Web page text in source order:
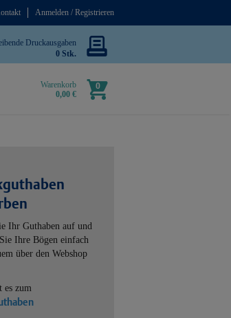
Anmelden / Registrieren
Druckausgaben
0 Stk.
Warenkorb
0,00 €
0
Ihr Guthaben auf und
Ihre Bögen einfach
über den Webshop
es zum